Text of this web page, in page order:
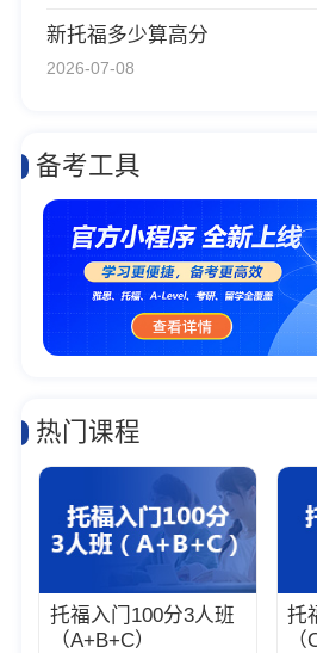
新托福多少算高分
2026-07-08
备考工具
热门课程
托福入门100分3人班
（A+B+C）
托
（